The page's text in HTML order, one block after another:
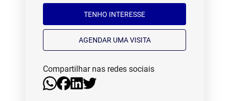
TENHO INTERESSE
AGENDAR UMA VISITA
Compartilhar nas redes sociais